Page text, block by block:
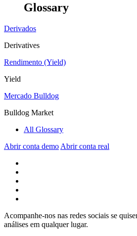
Glossary
Derivados
Derivatives
Rendimento (Yield)
Yield
Mercado Bulldog
Bulldog Market
All Glossary
Abrir conta demo Abrir conta real
Acompanhe-nos nas redes sociais se
análises em qualquer lugar.